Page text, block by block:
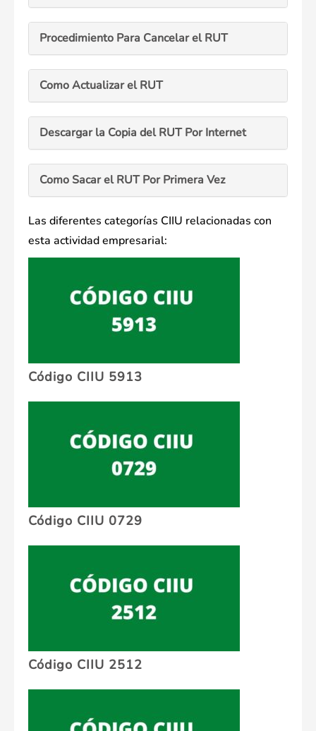
Procedimiento Para Cancelar el RUT
Como Actualizar el RUT
Descargar la Copia del RUT Por Internet
Como Sacar el RUT Por Primera Vez
Las diferentes categorías CIIU relacionadas con
esta actividad empresarial:
Código CIIU 5913
Código CIIU 0729
Código CIIU 2512